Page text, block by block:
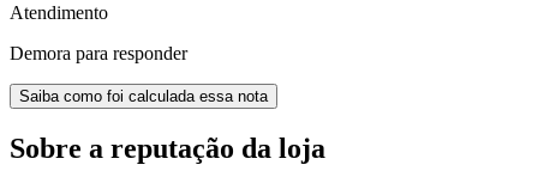
Atendimento
Demora para responder
Saiba como foi calculada essa nota
Sobre a reputação da loja